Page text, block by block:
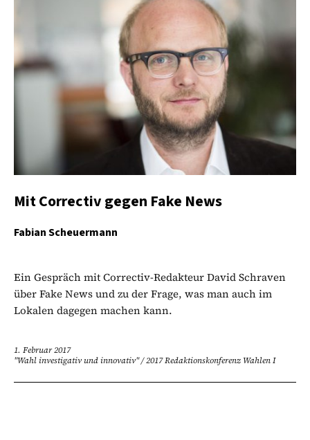
Mit Correctiv gegen Fake News
Fabian Scheuermann
Ein Gespräch mit Correctiv-Redakteur David Schraven
über Fake News und zu der Frage, was man auch im
Lokalen dagegen machen kann.
1. Februar 2017
"Wahl investigativ und innovativ"/2017 Redaktionskonferenz Wahlen I